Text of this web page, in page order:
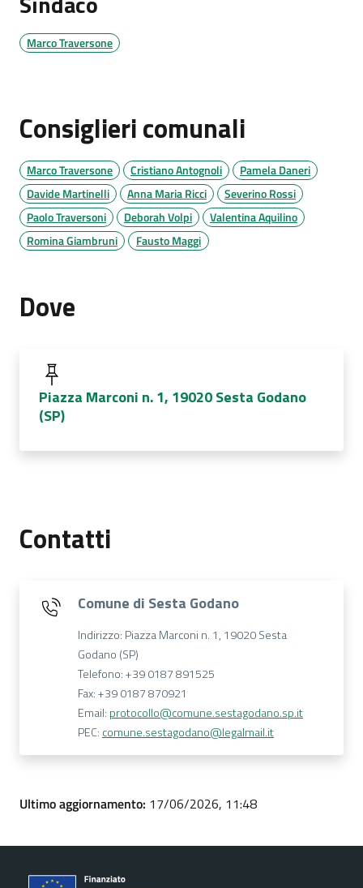
Marco Traversone
Consiglieri comunali
Marco Traversone Cristiano Antognoli
Pamela Daneri
Davide Martinelli
Anna Maria Ricci
Severino Rossi
Paolo Traversoni
Deborah Volpi
Valentina Aquilino
Romina Giambruni
Fausto Maggi
Dove
Piazza Marconi n. 1, 19020 Sesta Godano
(SP)
Contatti
Comune di Sesta Godano
Indirizzo: Piazza Marconi n. 1, 19020 Sesta
Godano (SP)
Telefono: +39 0187 891525
Fax: +39 0187 870921
Email: protocollo@comune.sestagodano.sp.it
PEC: comune.sestagodano@legalmail.it
Ultimo aggiornamento: 17/06/2026, 11:48